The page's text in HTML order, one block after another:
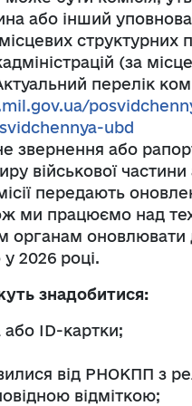
або інший
структурних
(за
перелік
ubd
звернення або
військової частини
передають
ми працюємо над
органам оновлювати
2026 році.
знадобитися:
або ID-картки;
від РНОКПП з
відміткою;